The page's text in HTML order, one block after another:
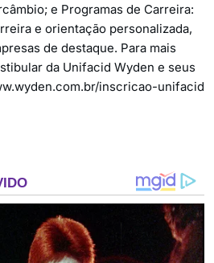
e Programas de Carreira:
e orientação personalizada,
de destaque. Para mais
da Unifacid Wyden e seus
inscricao-unifacid